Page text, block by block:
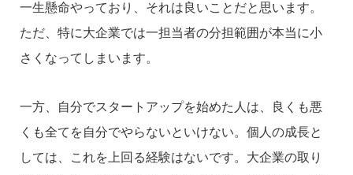
一生懸命やっており、それは良いことだと思います。
ただ、特に大企業では一担当者の分担範囲が本当に小
さくなってしまいます。
一方、自分でスタートアップを始めた人は、良くも悪
くも全てを自分でやらないといけない。個人の成長と
しては、これを上回る経験はないです。大企業の取り